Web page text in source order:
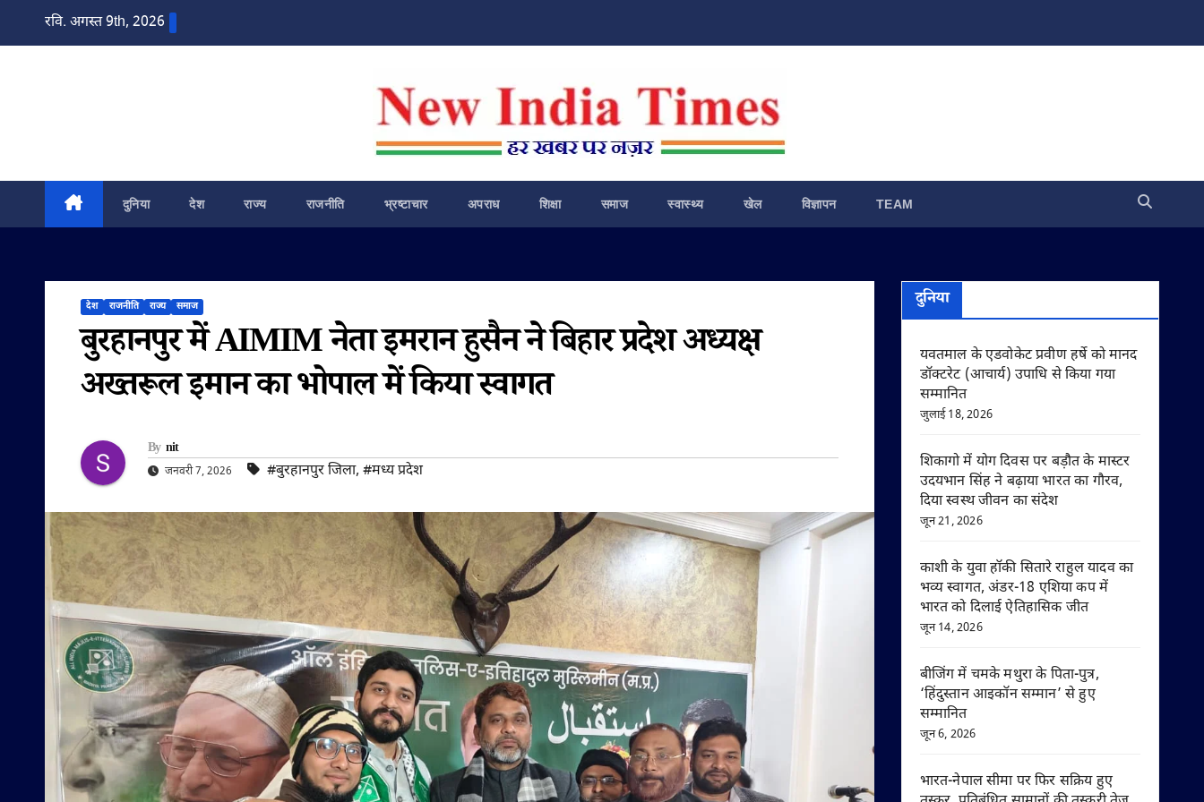
रवि. अगस्त 9th, 2026
दुनिया देश राज्य राजनीति भ्रष्टाचार अपराध शिक्षा समाज स्वास्थ्य खेल विज्ञापन TEAM
देश राजनीति राज्य समाज
बुरहानपुर में AIMIM नेता इमरान हुसैन ने बिहार प्रदेश अध्यक्ष
अख्तरूल इमान का भोपाल में किया स्वागत
By nit
जनवरी 7, 2026 #बुरहानपुर जिला, #मध्य प्रदेश
दुनिया
यवतमाल के एडवोकेट प्रवीण हर्षे को मानद
डॉक्टरेट (आचार्य) उपाधि से किया गया
सम्मानित
जुलाई 18, 2026
शिकागो में योग दिवस पर बड़ौत के मास्टर
उदयभान सिंह ने बढ़ाया भारत का गौरव,
दिया स्वस्थ जीवन का संदेश
जून 21, 2026
काशी के युवा हॉकी सितारे राहुल यादव का
भव्य स्वागत, अंडर-18 एशिया कप में
भारत को दिलाई ऐतिहासिक जीत
जून 14, 2026
बीजिंग में चमके मथुरा के पिता-पुत्र,
‘हिंदुस्तान आइकॉन सम्मान’ से हुए
सम्मानित
जून 6, 2026
भारत-नेपाल सीमा पर फिर सक्रिय हुए